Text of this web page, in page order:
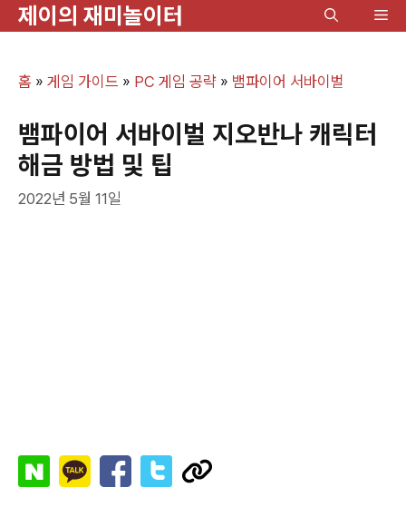
제이의 재미놀이터
메
홈 » 게임 가이드 » PC 게임 공략 » 뱀파이어 서바이벌
뱀파이어 서바이벌 지오반나 캐릭터
해금 방법 및 팁
2022년 5월 11일